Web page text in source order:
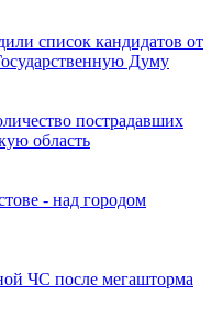
список кандидатов от
Думу
пострадавших
область
- над городом
ЧС после мегашторма